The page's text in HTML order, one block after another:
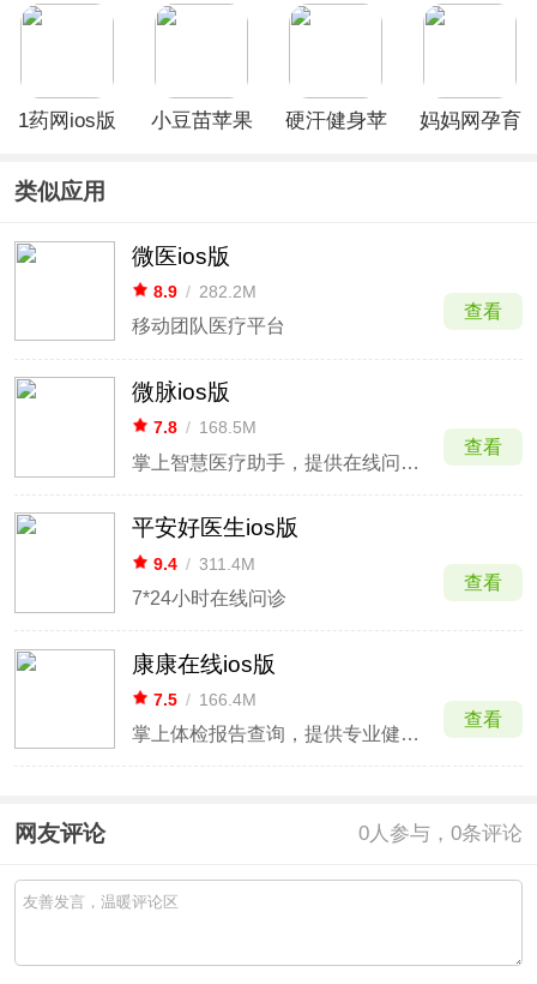
1药网ios版
小豆苗苹果
硬汗健身苹
妈妈网孕育
类似应用
微医ios版
8.9 / 282.2M
移动团队医疗平台
查看
微脉ios版
7.8 / 168.5M
掌上智慧医疗助手，提供在线问诊、挂号及病历管理服务。
查看
平安好医生ios版
9.4 / 311.4M
7*24小时在线问诊
查看
康康在线ios版
7.5 / 166.4M
掌上体检报告查询，提供专业健康解读与建议。
查看
网友评论 0人参与，0条评论